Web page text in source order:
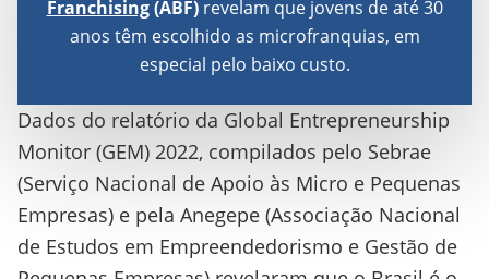
Franchising(ABF)revelam que jovens de até 30
anos têm escolhido as microfranquias, em
especial pelo baixo custo.
Dados do relatório da Global Entrepreneurship
Monitor (GEM) 2022, compilados pelo Sebrae
(Serviço Nacional de Apoio às Micro e Pequenas
Empresas) e pela Anegepe (Associação Nacional
de Estudos em Empreendedorismo e Gestão de